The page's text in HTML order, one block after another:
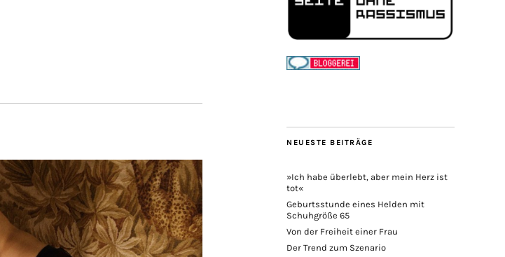
NEUESTE BEITRÄGE
»Ich habe überlebt, aber mein Herz ist
tot«
Geburtsstunde eines Helden mit
Schuhgröße 65
Von der Freiheit einer Frau
Der Trend zum Szenario